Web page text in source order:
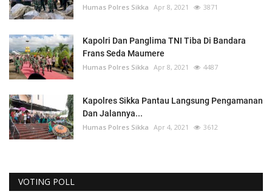
Humas Polres Sikka Apr 8, 2021 3871
Kapolri Dan Panglima TNI Tiba Di Bandara
Frans Seda Maumere
Humas Polres Sikka Apr 8, 2021 4487
Kapolres Sikka Pantau Langsung Pengamanan
Dan Jalannya...
Humas Polres Sikka Apr 4, 2021 3612
VOTING POLL